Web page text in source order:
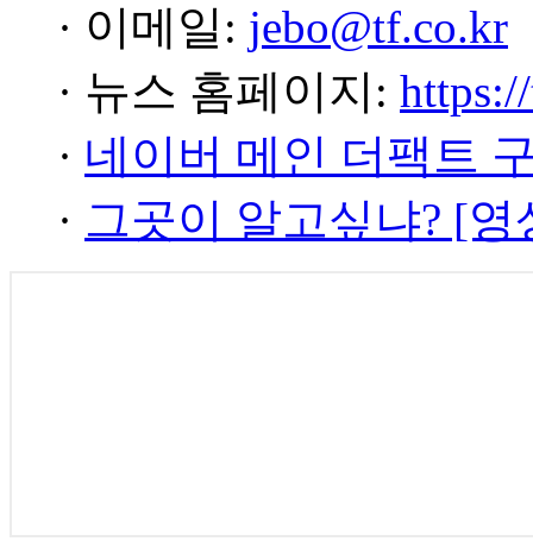
· 이메일: jebo@tf.co.kr
· 뉴스 홈페이지:
· 네이버 메인 더팩트
· 그곳이 알고싶냐? [